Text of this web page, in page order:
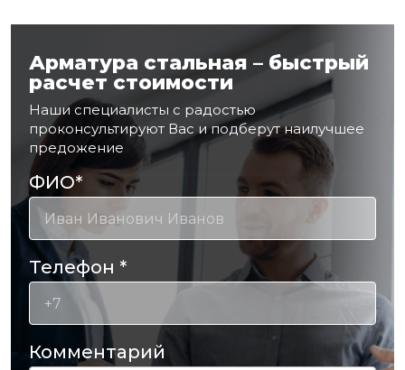
Арматура стальная – быстрый
расчет стоимости
Наши специалисты с радостью
проконсультируют Вас и подберут наилучшее
предожение
ФИО*
Телефон *
Комментарий